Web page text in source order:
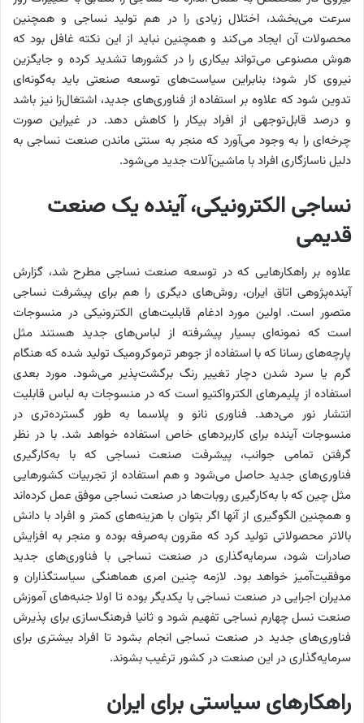
سرعت می‌‌‌بخشد، اختلال زیادی را در هم تولید نساجی و همچنین
محصولات آن ایجاد می‌کند و همچنین نباید از این نکته غافل بود که
هوش مصنوعی می‌تواند بیکاری را در کشورها تشدید کرده و جایگزین
نیروی کار شود؛ بنابراین سیاست‌های توسعه صنعتی باید به‌گونه‌‌‌ای
تدوین شود که علاوه بر استفاده از فناوری‌‌‌های جدید، اشتغال‌زا نیز باشد
و ‌درصد قابل‌توجهی از افراد بیکار را کاهش دهد. در غیر‌این صورت
چرخه‌‌‌ای را به وجود می‌‌‌آورد که منجر به سنتی ماندن صنعت نساجی به
دلیل ناسازگاری افراد با ماشین‌آلات جدید می‌شود.
نساجی الکترونیکی، آینده یک صنعت
قدیمی
علاوه بر راهکارهایی که در توسعه صنعت نساجی مطرح شد، گزارش
آینده‌‌‌پژوهی اتاق ایران، روش‌های دیگری را هم برای پیشرفت نساجی
متصور است. اولین مورد ادغام قابلیت‌‌‌های الکترونیکی در منسوجات
است که نمونه‌ای بسیار پیشرفته از لباس‌‌‌های جدید هستند مثل
پارچه‌‌‌های رسانا که با استفاده از جوهر ترموکرومیک تولید شده که هنگام
گرم یا سرد شدن دچار تغییر رنگ برگشت‌‌‌پذیر می‌شود. مورد بعدی
استفاده از پلیمرهای الکترواکتیو است که در منسوجات به لباس قابلیت
انتشار نور می‌دهد. فناوری نانو و پلاسما به طور گسترده‌‌‌تری در
منسوجات آینده برای کاربردهای خاص استفاده خواهد شد. با در نظر
گرفتن تمامی جوانب، پیشرفت صنعت نساجی که با به‌‌‌کارگیری
فناوری‌‌‌های جدید حاصل می‌شود و هم استفاده از تجربیات کشورهایی
مثل چین که با به‌کارگیری روبات‌‌‌ها در صنعت نساجی موفق عمل کرده‌‌‌اند
و همچنین الگوگیری از آنها اگر بتوان با هزینه‌‌‌های کمتر و افراد با دانش
بالاتر محصولاتی تولید کرد که مقرون به‌صرفه بوده و منجر به افزایش
صادرات شود، سرمایه‌گذاری در صنعت نساجی با فناوری‌‌‌های جدید
موفقیت‌آمیز خواهد بود. لازمه چنین امری هماهنگی سیاستگذاران و
مدیران اجرایی در صنعت نساجی با یکدیگر بوده تا اولا جنبه‌‌‌های آموزش
صنعت نسل چهارم نساجی تفهیم شود و ثانیا فرهنگ‌سازی برای پذیرش
فناوری‌‌‌های جدید در صنعت نساجی انجام بشود تا افراد بیشتری برای
سرمایه‌گذاری در این صنعت در کشور ترغیب بشوند.
راهکارهای سیاستی برای ایران